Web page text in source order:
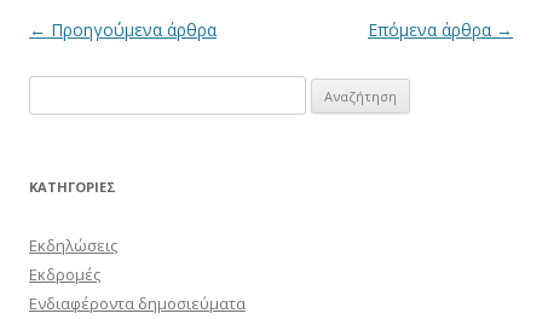
Πλοήγηση
← Προηγούμενα άρθρα Επόμενα άρθρα →
για:
KΑΤΗΓΟΡΊΕΣ
Εκδηλώσεις
Εκδρομές
Ενδιαφέροντα δημοσιεύματα